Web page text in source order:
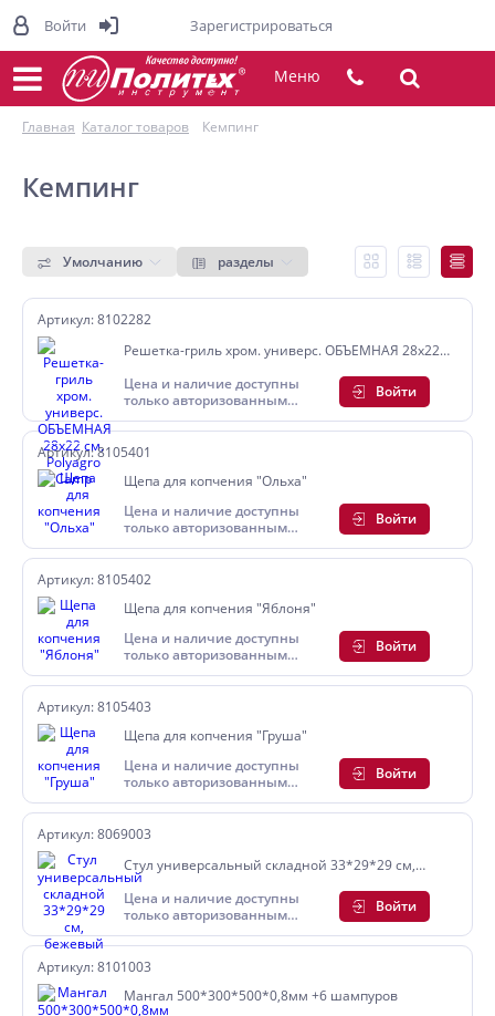
Меню
Главная Каталог товаров Кемпинг
Кемпинг
Умолчанию разделы
Артикул: 8102282
Решетка-гриль хром. универс. ОБЪЕМНАЯ 28х22
Цена и наличие доступны
только авторизованным
пользователям
Войти
Артикул: 8105401
Щепа для копчения "Ольха"
Цена и наличие доступны
только авторизованным
пользователям
Войти
Артикул: 8105402
Щепа для копчения "Яблоня"
Цена и наличие доступны
только авторизованным
пользователям
Войти
Артикул: 8105403
Щепа для копчения "Груша"
Цена и наличие доступны
только авторизованным
пользователям
Войти
Артикул: 8069003
Стул универсальный складной 33*29*29 см,
бежевый
Цена и наличие доступны
только авторизованным
пользователям
Войти
Артикул: 8101003
Мангал 500*300*500*0,8мм +6 шампуров
Войти Зарегистрироваться